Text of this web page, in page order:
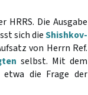
Die Ausgabe
sich dieShishkov-
von Herrn Ref.
selbst. Mit dem
etwa die Frage der